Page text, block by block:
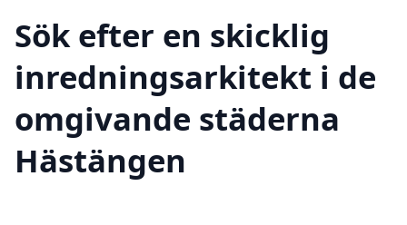
Sök efter en skicklig
inredningsarkitekt i de
omgivande städerna
Hästängen